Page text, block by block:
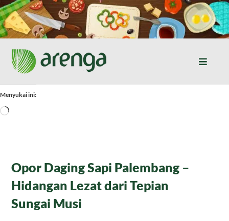
Skip
to
content
Toggle
Home
Tentang Kami
Menyukai ini:
Memuat...
Opor Daging Sapi Palembang –
Hidangan Lezat dari Tepian
Sungai Musi